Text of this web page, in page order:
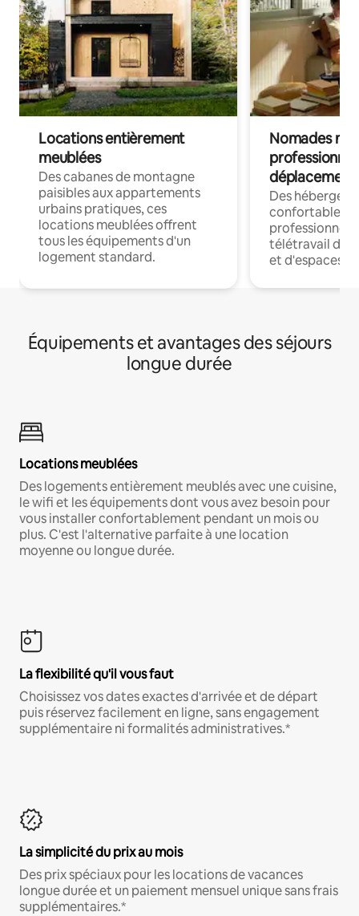
Locations entièrement
meublées
Des cabanes de montagne
paisibles aux appartements
urbains pratiques, ces
locations meublées offrent
tous les équipements d'un
logement standard.
Nomades
déplacement
Des
confortables
professionnels
télétravail
et d'espaces
Équipements et avantages des séjours
longue durée
Locations meublées
Des logements entièrement meublés avec une cuisine,
le wifi et les équipements dont vous avez besoin pour
vous installer confortablement pendant un mois ou
plus. C'est l'alternative parfaite à une location
moyenne ou longue durée.
La flexibilité qu'il vous faut
Choisissez vos dates exactes d'arrivée et de départ
puis réservez facilement en ligne, sans engagement
supplémentaire ni formalités administratives.*
La simplicité du prix au mois
Des prix spéciaux pour les locations de vacances
longue durée et un paiement mensuel unique sans frais
supplémentaires.*